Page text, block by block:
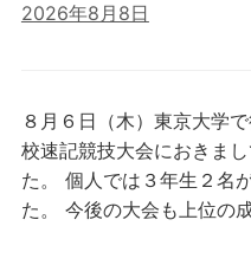
2026年8月8日
８月６日（木）東京大学
校速記競技大会におきま
た。 個人では３年生２名
た。 今後の大会も上位の